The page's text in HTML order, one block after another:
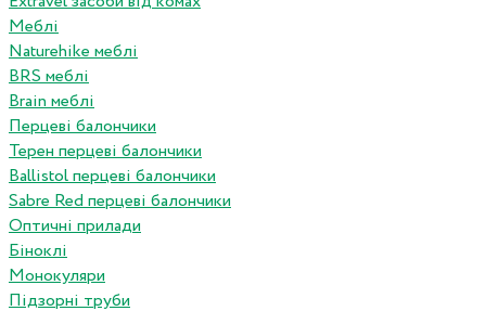
Меблі
Naturehike меблі
BRS меблі
Brain меблі
Перцеві балончики
Терен перцеві балончики
Ballistol перцеві балончики
Sabre Red перцеві балончики
Оптичні прилади
Біноклі
Монокуляри
Підзорні труби